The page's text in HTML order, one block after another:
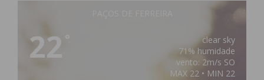
22
clear sky
71% humidade
vento: 2m/s SO
MAX 22 • MIN 22